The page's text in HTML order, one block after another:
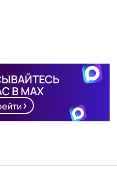
В MAX